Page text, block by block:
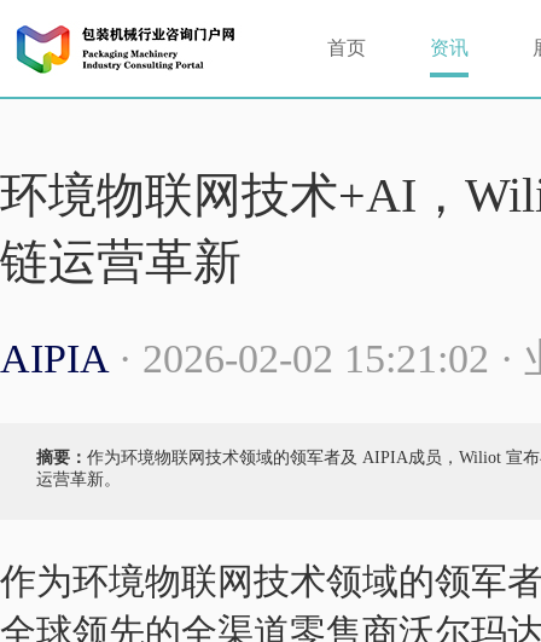
首页 资讯
环境物联网技术+AI，
链运营革新
AIPIA · 2026-02-02 15:21:02
摘要： 作为环境物联网技术领域的领军者及 AIPIA成员，Wiliot 宣
运营革新。
作为环境物联网技术领域的领军
全球领先的全渠道零售商沃尔玛